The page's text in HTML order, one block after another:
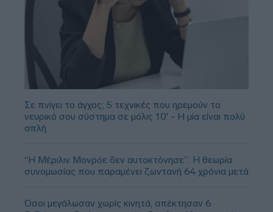
Σε πνίγει το άγχος; 5 τεχνικές που ηρεμούν το
νευρικό σου σύστημα σε μόλις 10' - Η μία είναι πολύ
απλή
“Η Μέριλιν Μονρόε δεν αυτοκτόνησε”: Η θεωρία
συνομωσίας που παραμένει ζωντανή 64 χρόνια μετά
Όσοι μεγάλωσαν χωρίς κινητά, απέκτησαν 6